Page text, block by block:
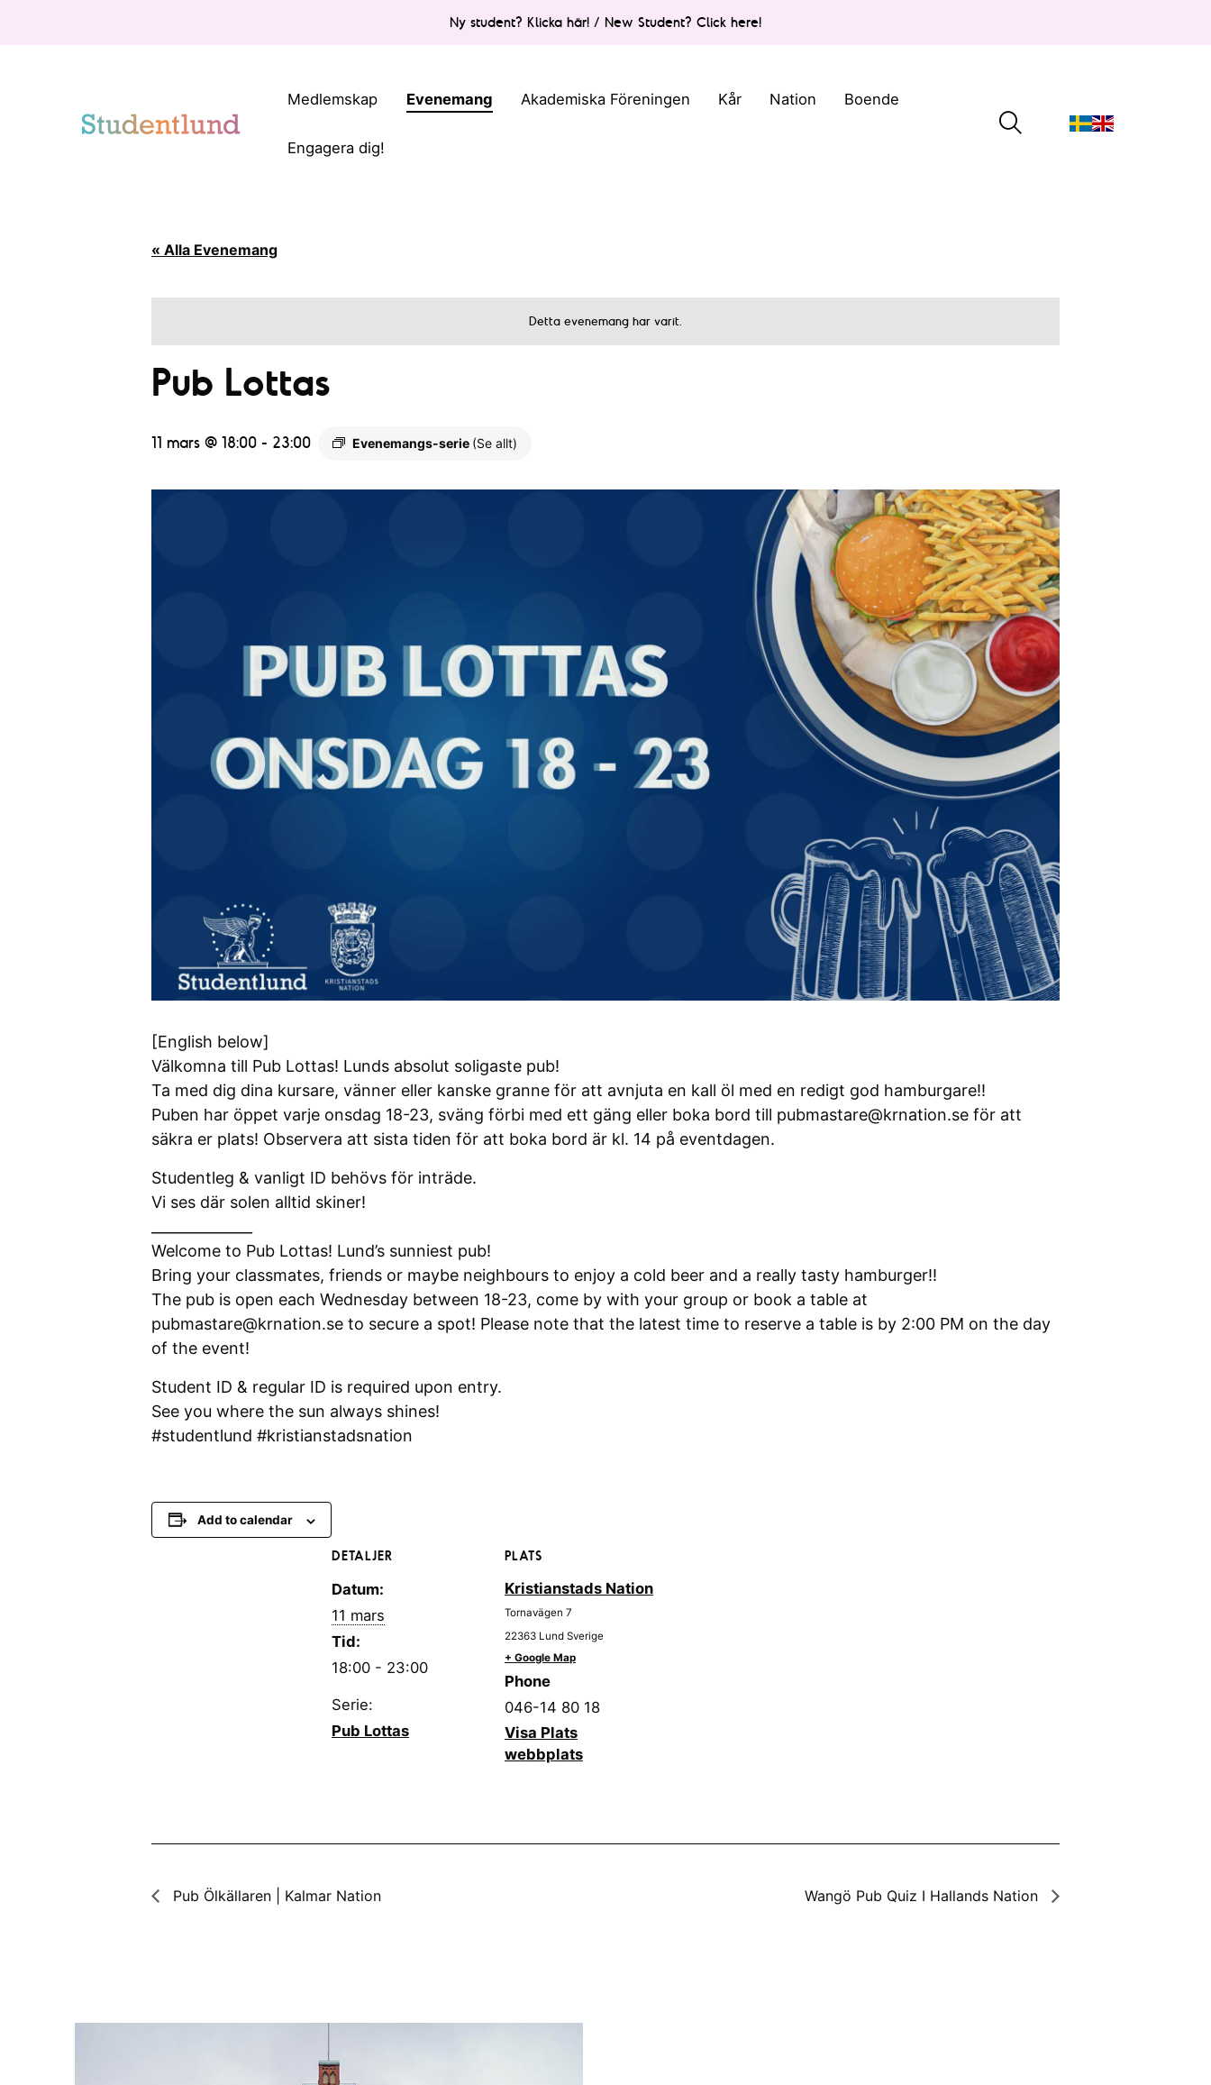
Ny student? Klicka här! / New Student? Click here!
Medlemskap Evenemang Akademiska Föreningen Kår Nation Boende
Engagera dig!
« Alla Evenemang
Detta evenemang har varit.
Pub Lottas
11 mars @ 18:00 - 23:00 Evenemangs-serie (Se allt)
[English below]
Välkomna till Pub Lottas! Lunds absolut soligaste pub!
Ta med dig dina kursare, vänner eller kanske granne för att avnjuta en kall öl med en redigt god hamburgare!!
Puben har öppet varje onsdag 18-23, sväng förbi med ett gäng eller boka bord till pubmastare@krnation.se för att
säkra er plats! Observera att sista tiden för att boka bord är kl. 14 på eventdagen.
Studentleg & vanligt ID behövs för inträde.
Vi ses där solen alltid skiner!
Welcome to Pub Lottas! Lund’s sunniest pub!
Bring your classmates, friends or maybe neighbours to enjoy a cold beer and a really tasty hamburger!!
The pub is open each Wednesday between 18-23, come by with your group or book a table at
pubmastare@krnation.se to secure a spot! Please note that the latest time to reserve a table is by 2:00 PM on the day
of the event!
Student ID & regular ID is required upon entry.
See you where the sun always shines!
#studentlund #kristianstadsnation
Add to calendar
DETALJER
Datum:
11 mars
Tid:
18:00 - 23:00
Serie:
Pub Lottas
PLATS
Kristianstads Nation
Tornavägen 7
22363 Lund Sverige
+ Google Map
Phone
046-14 80 18
Visa Plats
webbplats
Pub Ölkällaren | Kalmar Nation Wangö Pub Quiz I Hallands Nation